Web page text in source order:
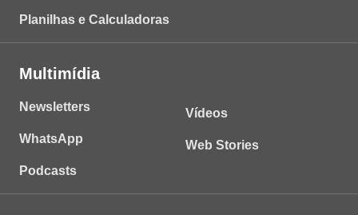
Planilhas e Calculadoras
Multimídia
Newsletters
WhatsApp
Podcasts
Vídeos
Web Stories